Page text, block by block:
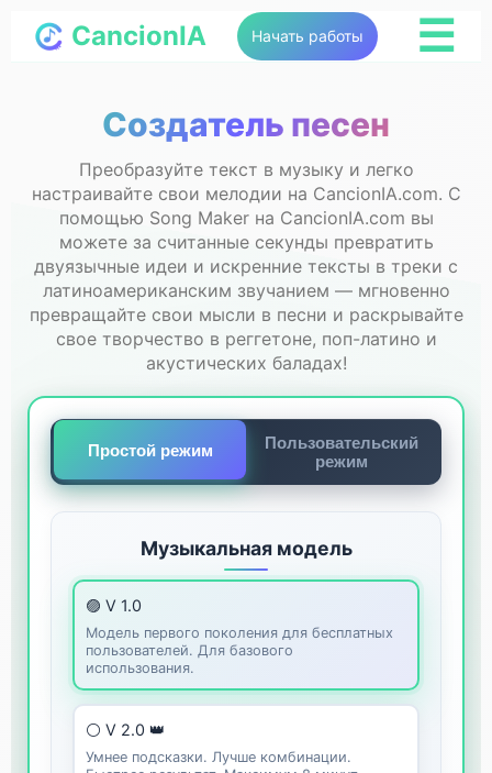
CancionIA Начать работы ☰
Создатель песен
Преобразуйте текст в музыку и легко
настраивайте свои мелодии на CancionIA.com. С
помощью Song Maker на CancionIA.com вы
можете за считанные секунды превратить
двуязычные идеи и искренние тексты в треки с
латиноамериканским звучанием — мгновенно
превращайте свои мысли в песни и раскрывайте
свое творчество в реггетоне, поп-латино и
акустических баладах!
Простой режим
Пользовательский
режим
Музыкальная модель
🟣 V 1.0
Модель первого поколения для бесплатных
пользователей. Для базового
использования.
⚪ V 2.0 👑
Умнее подсказки. Лучше комбинации.